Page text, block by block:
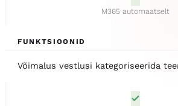
M365 automaatselt
FUNKTSIOONID
Võimalus vestlusi kategoriseerida